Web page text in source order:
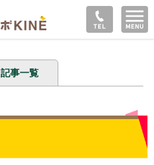
記事一覧